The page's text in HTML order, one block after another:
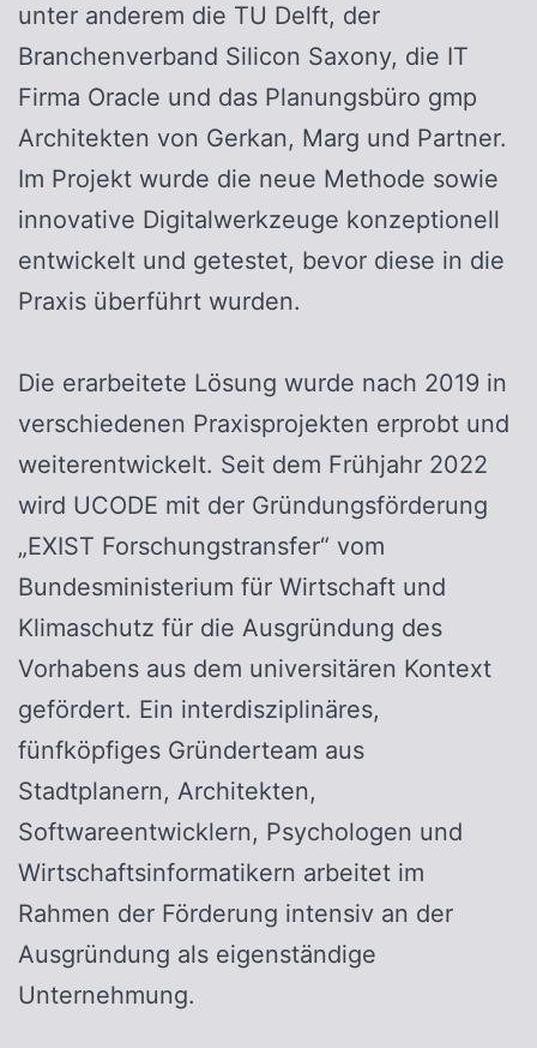
unter anderem die TU Delft, der
Branchenverband Silicon Saxony, die IT
Firma Oracle und das Planungsbüro gmp
Architekten von Gerkan, Marg und Partner.
Im Projekt wurde die neue Methode sowie
innovative Digitalwerkzeuge konzeptionell
entwickelt und getestet, bevor diese in die
Praxis überführt wurden.
Die erarbeitete Lösung wurde nach 2019 in
verschiedenen Praxisprojekten erprobt und
weiterentwickelt. Seit dem Frühjahr 2022
wird UCODE mit der Gründungsförderung
„EXIST Forschungstransfer“ vom
Bundesministerium für Wirtschaft und
Klimaschutz für die Ausgründung des
Vorhabens aus dem universitären Kontext
gefördert. Ein interdisziplinäres,
fünfköpfiges Gründerteam aus
Stadtplanern, Architekten,
Softwareentwicklern, Psychologen und
Wirtschaftsinformatikern arbeitet im
Rahmen der Förderung intensiv an der
Ausgründung als eigenständige
Unternehmung.